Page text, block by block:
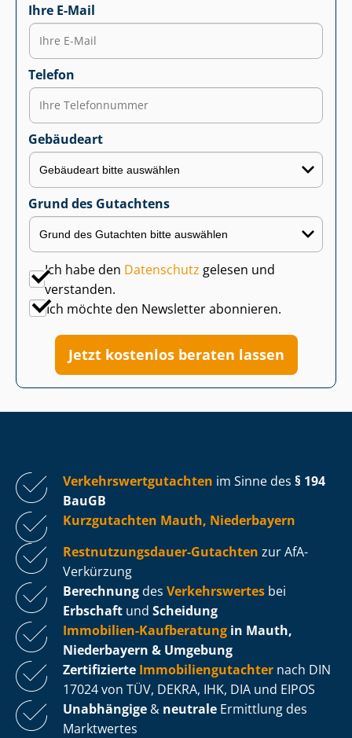
Ihre E-Mail
Telefon
Gebäudeart
Grund des Gutachtens
Ich habe den Datenschutz gelesen und
verstanden.
Ich möchte den Newsletter abonnieren.
Jetzt kostenlos beraten lassen
Ver­kehrs­wert­gut­ach­ten im Sinne des § 194
BauGB
Kurzgutachten Mauth, Niederbayern
Rest­nut­zungs­dau­er-Gutachten zur AfA-
Verkürzung
Berechnung des Verkehrswertes bei
Erbschaft und Scheidung
Immobilien-Kaufberatung in Mauth,
Niederbayern & Umgebung
Zertifizierte Im­mo­bi­li­en­gut­ach­ter nach DIN
17024 von TÜV, DEKRA, IHK, DIA und EIPOS
Unabhängige & neutrale Ermittlung des
Marktwertes